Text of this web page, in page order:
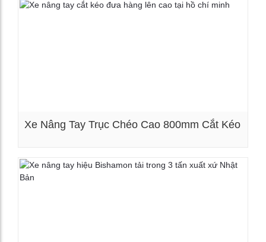
Xe Nâng Tay Trục Chéo Cao 800mm Cắt Kéo